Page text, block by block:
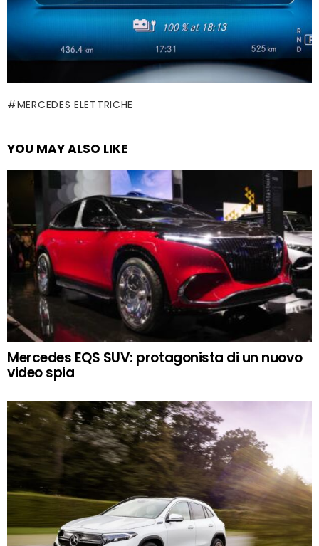
MERCEDES ELETTRICHE
YOU MAY ALSO LIKE
Mercedes EQS SUV: protagonista di un nuovo
video spia